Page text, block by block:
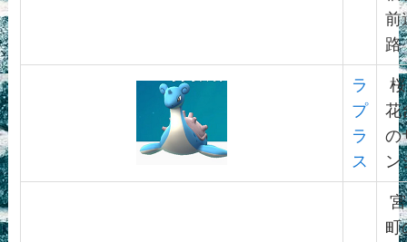
前
路
ラ
プ
ラ
ス
桜
花
の
ン
宮
町